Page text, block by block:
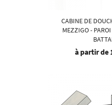
CABINE DE
MEZZIGO -
à partir de